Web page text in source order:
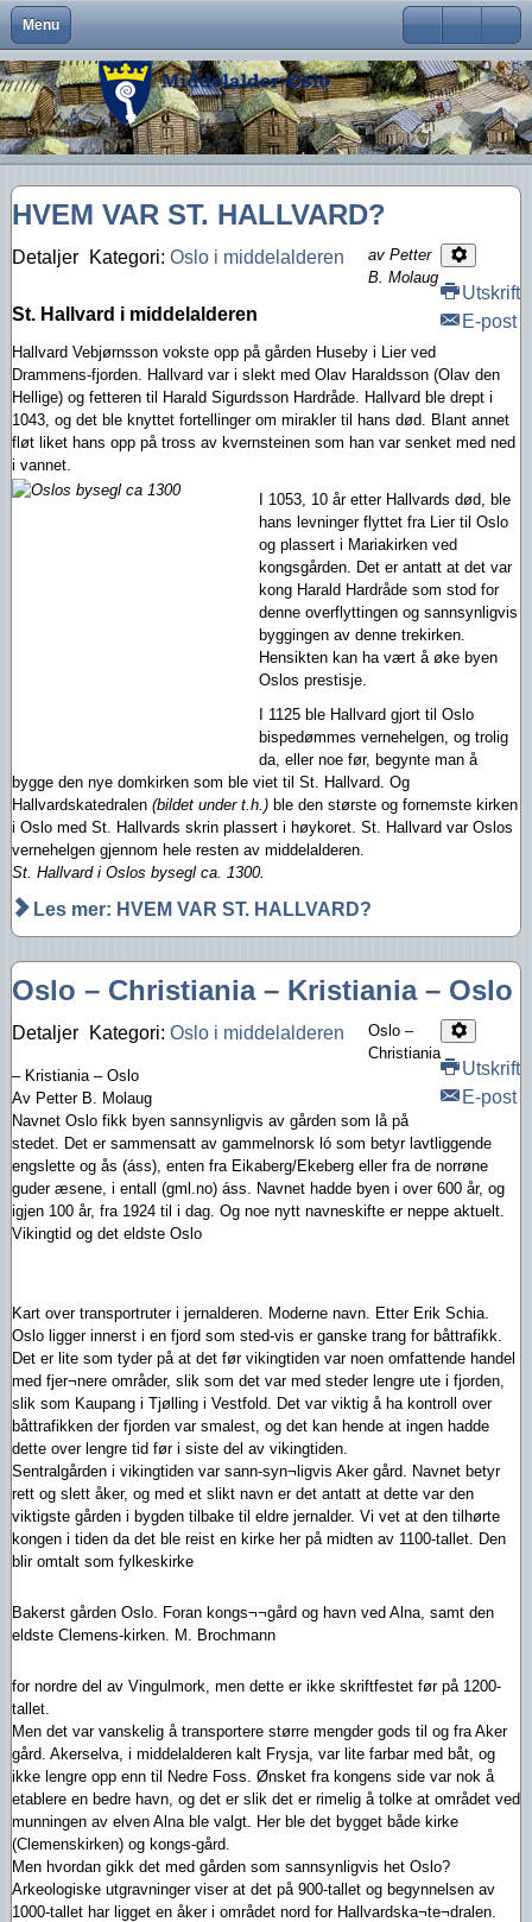
Menu Close
Om Middelalder-Oslo
Hva er Middelalder-Oslo?
Hva vi vil
Aktiviteter
Middelalderbyen i dag
Oslo i middelalderen
Lederartikler
Medlemsfordeler og faste arrangementer
Vedtekter
Foreningens navn og logo
Gangvaktprisen
Styremedlemmer
Kontakt oss
Kontaktinfo
Formål
Visjon
Handlingsplan
Middelalderbyens framtid
Uttalelser
Møter og foredrag
Våre arrangementer
Medlemsturer
Andres arrangementer
Gjennomførte arrangementer
Gjennomførte turer
Middelalderbeltet
Middelalderparken
Presse
Middelalderbyen
Dagligliv
Arkeologiske funn
Ny viten
Medlemsblad
Brukernavn
Passord
Husk meg
Glemt ditt passord?
HVEM VAR ST. HALLVARD?
Utskrift
E-post
Detaljer Kategori: Oslo i middelalderen
av Petter
B. Molaug
St. Hallvard i middelalderen
Hallvard Vebjørnsson vokste opp på gården Huseby i Lier ved
Drammens-fjorden. Hallvard var i slekt med Olav Haraldsson (Olav den
Hellige) og fetteren til Harald Sigurdsson Hardråde. Hallvard ble drept i
1043, og det ble knyttet fortellinger om mirakler til hans død. Blant annet
fløt liket hans opp på tross av kvernsteinen som han var senket med ned
i vannet.
I 1053, 10 år etter Hallvards død, ble
hans levninger flyttet fra Lier til Oslo
og plassert i Mariakirken ved
kongsgården. Det er antatt at det var
kong Harald Hardråde som stod for
denne overflyttingen og sannsynligvis
byggingen av denne trekirken.
Hensikten kan ha vært å øke byen
Oslos prestisje.
I 1125 ble Hallvard gjort til Oslo
bispedømmes vernehelgen, og trolig
da, eller noe før, begynte man å
bygge den nye domkirken som ble viet til St. Hallvard. Og
Hallvardskatedralen (bildet under t.h.) ble den største og fornemste kirken
i Oslo med St. Hallvards skrin plassert i høykoret. St. Hallvard var Oslos
vernehelgen gjennom hele resten av middelalderen.
St. Hallvard i Oslos bysegl ca. 1300.
Les mer: HVEM VAR ST. HALLVARD?
Oslo – Christiania – Kristiania – Oslo
Utskrift
E-post
Detaljer Kategori: Oslo i middelalderen
Oslo –
Christiania
– Kristiania – Oslo
Av Petter B. Molaug
Navnet Oslo fikk byen sannsynligvis av gården som lå på
stedet. Det er sammensatt av gammelnorsk ló som betyr lavtliggende
engslette og ås (áss), enten fra Eikaberg/Ekeberg eller fra de norrøne
guder æsene, i entall (gml.no) áss. Navnet hadde byen i over 600 år, og
igjen 100 år, fra 1924 til i dag. Og noe nytt navneskifte er neppe aktuelt.
Vikingtid og det eldste Oslo
Kart over transportruter i jernalderen. Moderne navn. Etter Erik Schia.
Oslo ligger innerst i en fjord som sted-vis er ganske trang for båttrafikk.
Det er lite som tyder på at det før vikingtiden var noen omfattende handel
med fjer¬nere områder, slik som det var med steder lengre ute i fjorden,
slik som Kaupang i Tjølling i Vestfold. Det var viktig å ha kontroll over
båttrafikken der fjorden var smalest, og det kan hende at ingen hadde
dette over lengre tid før i siste del av vikingtiden.
Sentralgården i vikingtiden var sann-syn¬ligvis Aker gård. Navnet betyr
rett og slett åker, og med et slikt navn er det antatt at dette var den
viktigste gården i bygden tilbake til eldre jernalder. Vi vet at den tilhørte
kongen i tiden da det ble reist en kirke her på midten av 1100-tallet. Den
blir omtalt som fylkeskirke
Bakerst gården Oslo. Foran kongs¬¬gård og havn ved Alna, samt den
eldste Clemens-kirken. M. Brochmann
for nordre del av Vingulmork, men dette er ikke skriftfestet før på 1200-
tallet.
Men det var vanskelig å transportere større mengder gods til og fra Aker
gård. Akerselva, i middelalderen kalt Frysja, var lite farbar med båt, og
ikke lengre opp enn til Nedre Foss. Ønsket fra kongens side var nok å
etablere en bedre havn, og det er slik det er rimelig å tolke at området ved
munningen av elven Alna ble valgt. Her ble det bygget både kirke
(Clemenskirken) og kongs-gård.
Men hvordan gikk det med gården som sannsynligvis het Oslo?
Arkeologiske utgravninger viser at det på 900-tallet og begynnelsen av
1000-tallet har ligget en åker i området nord for Hallvardska¬te¬dralen.